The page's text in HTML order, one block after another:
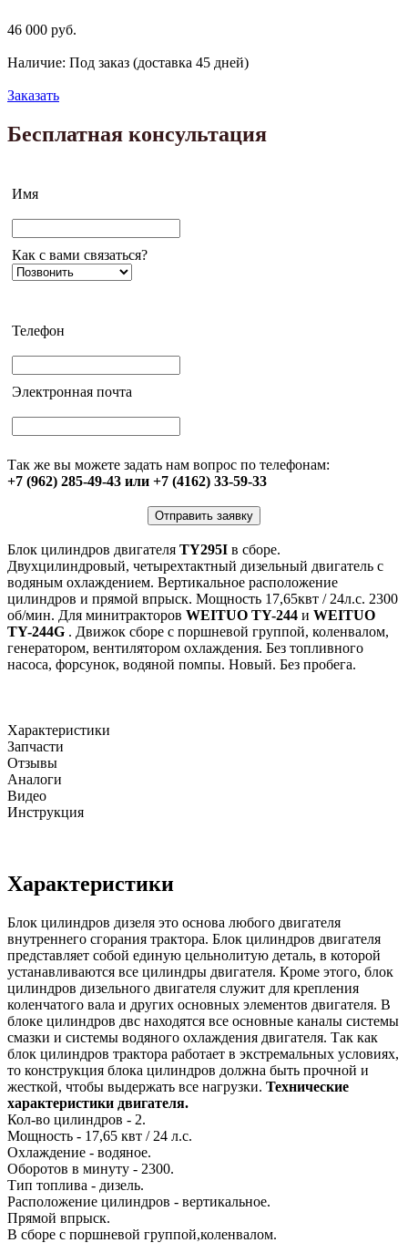
46 000 руб.
Наличие: Под заказ (доставка 45 дней)
Заказать
Бесплатная консультация
Имя
Как с вами связаться?
Телефон
Электронная почта
Так же вы можете задать нам вопрос по телефонам:
+7 (962) 285-49-43 или +7 (4162) 33-59-33
Отправить заявку
Блок цилиндров двигателя TY295I в сборе.
Двухцилиндровый, четырехтактный дизельный двигатель с
водяным охлаждением. Вертикальное расположение
цилиндров и прямой впрыск. Мощность 17,65квт / 24л.с. 2300
об/мин. Для минитракторов WEITUO TY-244 и WEITUO
TY-244G . Движок сборе с поршневой группой, коленвалом,
генератором, вентилятором охлаждения. Без топливного
насоса, форсунок, водяной помпы. Новый. Без пробега.
Характеристики
Запчасти
Отзывы
Аналоги
Видео
Инструкция
Характеристики
Блок цилиндров дизеля это основа любого двигателя
внутреннего сгорания трактора. Блок цилиндров двигателя
представляет собой единую цельнолитую деталь, в которой
устанавливаются все цилиндры двигателя. Кроме этого, блок
цилиндров дизельного двигателя служит для крепления
коленчатого вала и других основных элементов двигателя. В
блоке цилиндров двс находятся все основные каналы системы
смазки и системы водяного охлаждения двигателя. Так как
блок цилиндров трактора работает в экстремальных условиях,
то конструкция блока цилиндров должна быть прочной и
жесткой, чтобы выдержать все нагрузки. Технические
характеристики двигателя.
Кол-во цилиндров - 2.
Мощность - 17,65 квт / 24 л.с.
Охлаждение - водяное.
Оборотов в минуту - 2300.
Тип топлива - дизель.
Расположение цилиндров - вертикальное.
Прямой впрыск.
В сборе с поршневой группой,коленвалом.